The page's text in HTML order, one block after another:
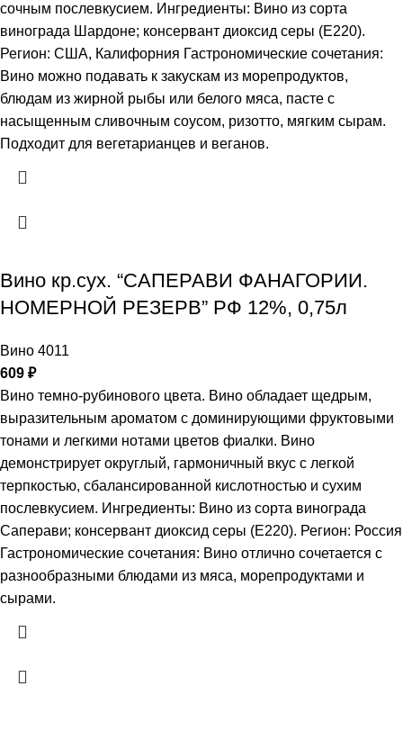
сочным послевкусием. Ингредиенты: Вино из сорта
винограда Шардоне; консервант диоксид серы (Е220).
Регион: США, Калифорния Гастрономические сочетания:
Вино можно подавать к закускам из морепродуктов,
блюдам из жирной рыбы или белого мяса, пасте с
насыщенным сливочным соусом, ризотто, мягким сырам.
Подходит для вегетарианцев и веганов.
Вино кр.сух. “САПЕРАВИ ФАНАГОРИИ.
НОМЕРНОЙ РЕЗЕРВ” РФ 12%, 0,75л
Вино 4011
609 ₽
Вино темно-рубинового цвета. Вино обладает щедрым,
выразительным ароматом с доминирующими фруктовыми
тонами и легкими нотами цветов фиалки. Вино
демонстрирует округлый, гармоничный вкус с легкой
терпкостью, сбалансированной кислотностью и сухим
послевкусием. Ингредиенты: Вино из сорта винограда
Саперави; консервант диоксид серы (Е220). Регион: Россия
Гастрономические сочетания: Вино отлично сочетается с
разнообразными блюдами из мяса, морепродуктами и
сырами.